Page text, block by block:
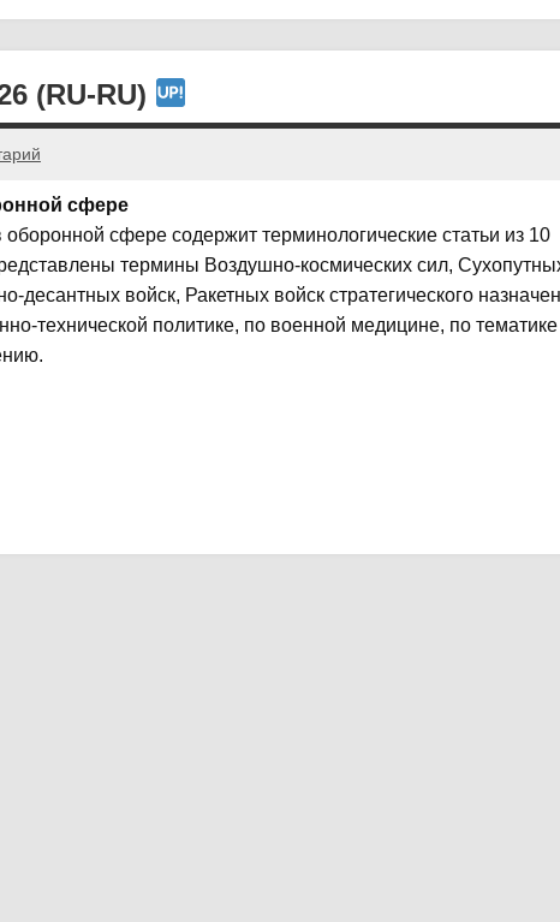
(RU-RU)
сфере
сфере содержит терминологические статьи из 10
термины Воздушно-космических сил,
десантных войск, Ракетных войск стратегического
технической политике, по военной медицине, по тематике